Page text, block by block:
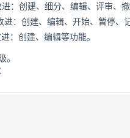
：创建、细分、编辑、评审、
： 创建、编辑、开始、暂停、
： 创建、编辑等功能。
。